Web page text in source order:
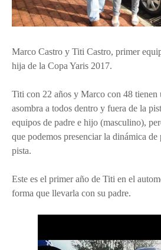
Marco Castro y Titi Castro, primer
hija de la Copa Yaris 2017.
Titi con 22 años y Marco con 48 tienen
asombra a todos dentro y fuera de la
equipos de padre e hijo (masculino),
que podemos presenciar la dinámica
pista.
Este es el primer año de Titi en el
forma que llevarla con su padre.